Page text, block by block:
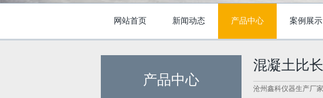
网站首页 新闻动态 产品中心 案例展示
产品中心
混凝土比
沧州鑫科仪器生产厂